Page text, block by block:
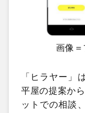
画像
「ヒラヤー」
平屋の提案か
ットでの相談